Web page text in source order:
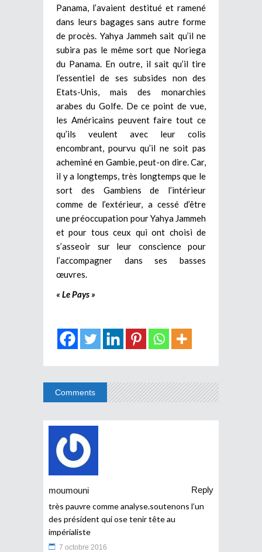
Panama, l’avaient destitué et ramené
dans leurs bagages sans autre forme
de procès. Yahya Jammeh sait qu’il ne
subira pas le même sort que Noriega
du Panama. En outre, il sait qu’il tire
l’essentiel de ses subsides non des
Etats-Unis, mais des monarchies
arabes du Golfe. De ce point de vue,
les Américains peuvent faire tout ce
qu’ils veulent avec leur colis
encombrant, pourvu qu’il ne soit pas
acheminé en Gambie, peut-on dire. Car,
il y a longtemps, très longtemps que le
sort des Gambiens de l’intérieur
comme de l’extérieur, a cessé d’être
une préoccupation pour Yahya Jammeh
et pour tous ceux qui ont choisi de
s’asseoir sur leur conscience pour
l’accompagner dans ses basses
œuvres.
« Le Pays »
Comments
moumouni
Reply
très pauvre comme analyse.soutenons l’un
des président qui ose tenir tête au
impérialiste
7 octobre 2016